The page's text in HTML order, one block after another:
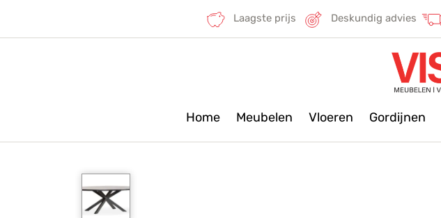
Laagste prijs Deskundig advies
Home Meubelen Vloeren Gordijnen